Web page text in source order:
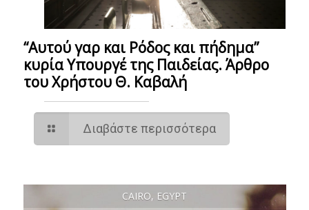
“Αυτού γαρ και Ρόδος και πήδημα”
κυρία Υπουργέ της Παιδείας. Άρθρο
του Χρήστου Θ. Καβαλή
Διαβάστε περισσότερα
CAIRO, EGYPT